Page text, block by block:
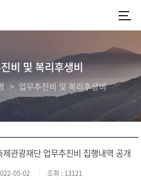
비 및 복리후생비
업무추진비 및 복리후생비
관광재단 업무추진비 집행내역 공개
05-02 조회 : 13121